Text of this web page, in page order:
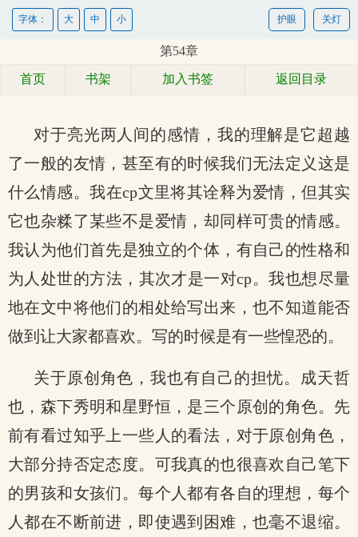
关灯
护眼
字体： 大 中 小
第54章
首页 书架 加入书签 返回目录
对于亮光两人间的感情，我的理解是它超越
了一般的友情，甚至有的时候我们无法定义这是
什么情感。我在cp文里将其诠释为爱情，但其实
它也杂糅了某些不是爱情，却同样可贵的情感。
我认为他们首先是独立的个体，有自己的性格和
为人处世的方法，其次才是一对cp。我也想尽量
地在文中将他们的相处给写出来，也不知道能否
做到让大家都喜欢。写的时候是有一些惶恐的。
关于原创角色，我也有自己的担忧。成天哲
也，森下秀明和星野恒，是三个原创的角色。先
前有看过知乎上一些人的看法，对于原创角色，
大部分持否定态度。可我真的也很喜欢自己笔下
的男孩和女孩们。每个人都有各自的理想，每个
人都在不断前进，即使遇到困难，也毫不退缩。